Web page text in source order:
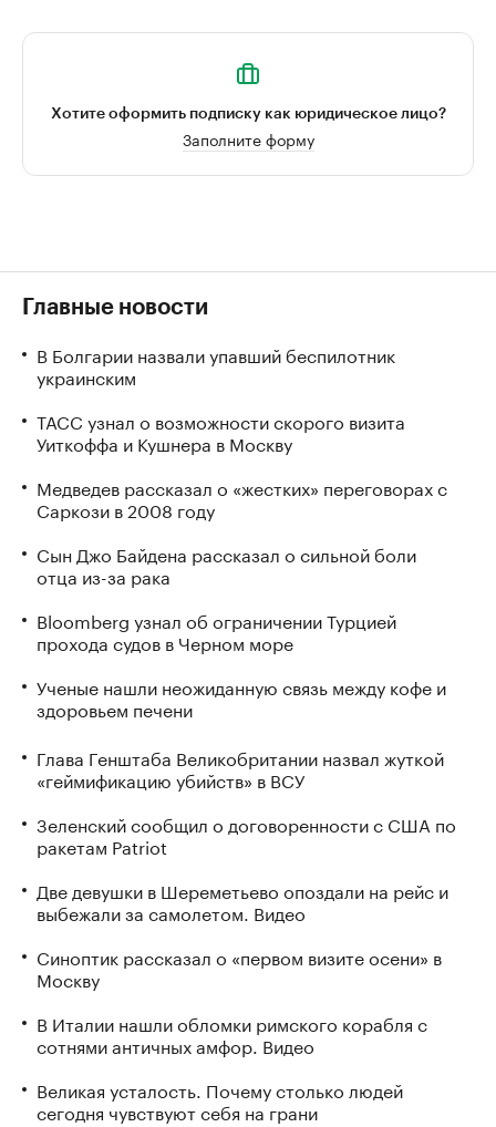
Хотите оформить подписку как юридическое лицо?
Заполните форму
Главные новости
В Болгарии назвали упавший беспилотник
украинским
ТАСС узнал о возможности скорого визита
Уиткоффа и Кушнера в Москву
Медведев рассказал о «жестких» переговорах с
Саркози в 2008 году
Сын Джо Байдена рассказал о сильной боли
отца из-за рака
Bloomberg узнал об ограничении Турцией
прохода судов в Черном море
Ученые нашли неожиданную связь между кофе и
здоровьем печени
Глава Генштаба Великобритании назвал жуткой
«геймификацию убийств» в ВСУ
Зеленский сообщил о договоренности с США по
ракетам Patriot
Две девушки в Шереметьево опоздали на рейс и
выбежали за самолетом. Видео
Синоптик рассказал о «первом визите осени» в
Москву
В Италии нашли обломки римского корабля с
сотнями античных амфор. Видео
Великая усталость. Почему столько людей
сегодня чувствуют себя на грани